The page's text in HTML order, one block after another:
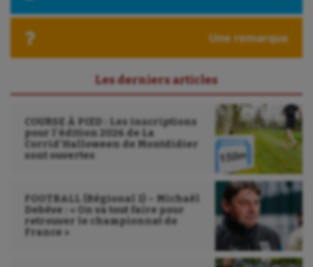
Une remarque
Les derniers articles
COURSE À PIED : Les inscriptions
pour l’édition 2026 de La
Corrid’Halloween de Montdidier
sont ouvertes
FOOTBALL (Régional 1) – Michaël
Debève : « On va tout faire pour
retrouver le championnat de
France »